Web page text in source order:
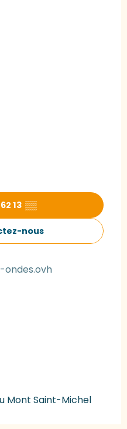
13 ▒▒
nous
ondes.ovh
Mont Saint-Michel